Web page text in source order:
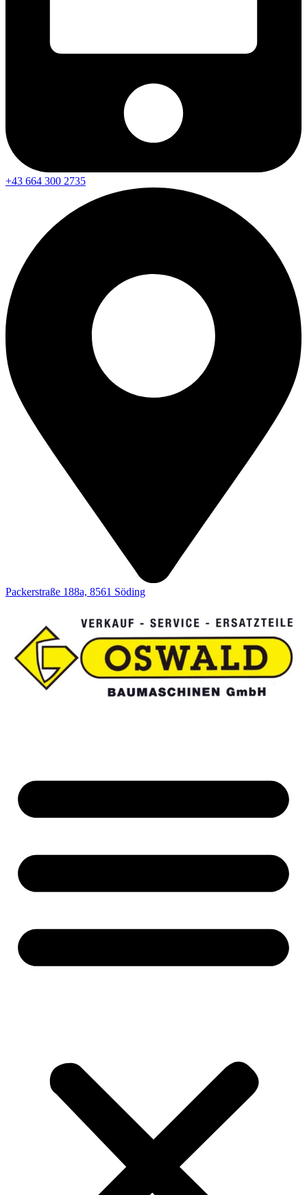
+43 664 300 2735
Packerstraße 188a, 8561 Söding